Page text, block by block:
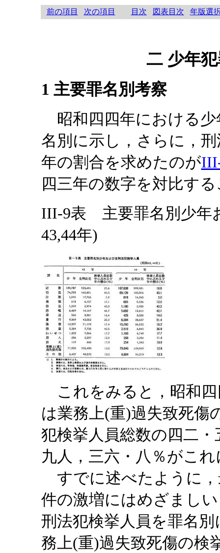
前の項目 次の項目 目次 図表目次 年版選
二 少年
1 主要罪名別考察
昭和四四年における少
名別に示し，さらに，
年の割合を求めたのが
四三年の数字を対比す
III-9表 主要罪名別少年
43,44年)
これをみると，昭和四
は業務上(重)過失致死傷
犯検挙人員総数の四二
九人，三六・八％がこ
すでに述べたように，
件の激増にはめざまし
刑法犯検挙人員を罪名
務上(重)過失致死傷の検